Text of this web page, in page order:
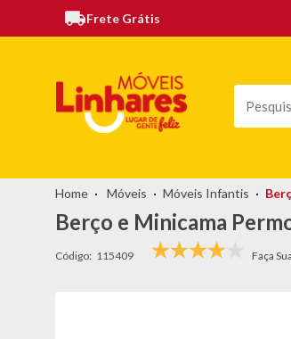
Frete Grátis
Móveis Móveis Infantis
Berço e Minicama
Código: 115409